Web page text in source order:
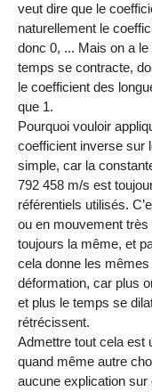
veut dire que le
naturellement le
donc 0, ... Mais on a le
temps se contracte,
le coefficient des
que 1.
Pourquoi vouloir
coefficient inverse sur
simple, car la
792 458 m/s est
référentiels utilisés.
ou en mouvement
toujours la même, et
cela donne les
déformation, car plus
et plus le temps se
rétrécissent.
Admettre tout cela est
quand même autre
aucune explication